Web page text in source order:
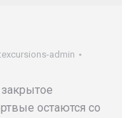
admin
остаются со